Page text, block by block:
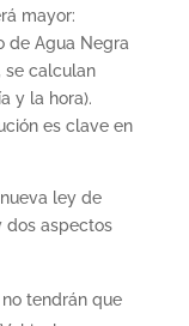
mayor:
de Agua Negra
se calculan
y la hora).
es clave en
ley de
dos aspectos
tendrán que